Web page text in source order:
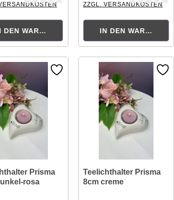
DEN WARENKORB
ZZGL. VERSANDKOSTEN
IN DEN WARENKORB
Prisma
rosa
Teelichthalter Prisma
8cm creme